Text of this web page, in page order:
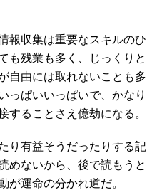
報収集は重要なスキルのひ
も残業も多く、じっくりと
自由には取れないことも多
っぱいいっぱいで、かなり
することさえ億劫になる。
り有益そうだったりする記
めないから、後で読もうと
が運命の分かれ道だ。